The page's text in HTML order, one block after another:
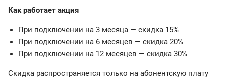
Как работает акция
При подключении на 3 месяца — скидка 15%
При подключении на 6 месяцев — скидка 20%
При подключении на 12 месяцев — скидка 30%
Скидка распространяется только на абонентскую плату